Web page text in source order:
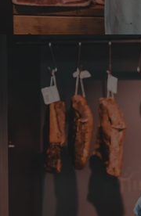
Bisher
Roland
Hallo
abholen
weiter